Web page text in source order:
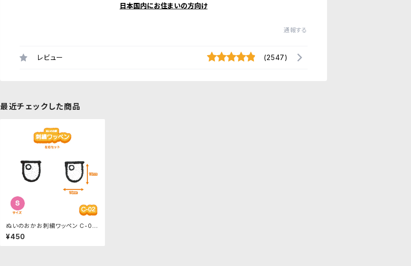
日本国内にお住まいの方向け
通報する
レビュー (2547)
最近チェックした商品
ぬいのおかお刺繍ワッペン C-02
-Sサイズ 目・左右セット
¥450